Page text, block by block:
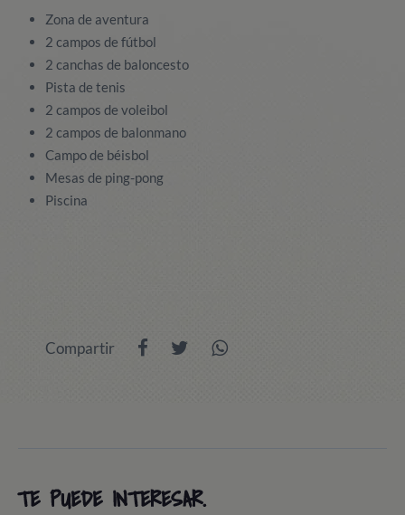
Zona de aventura
2 campos de fútbol
2 canchas de baloncesto
Pista de tenis
2 campos de voleibol
2 campos de balonmano
Campo de béisbol
Mesas de ping-pong
Piscina
Compartir
TE PUEDE INTERESAR.